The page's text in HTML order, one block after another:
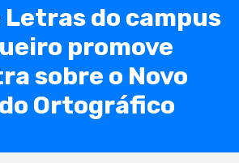
Letras do campus
promove
sobre o Novo
Ortográfico